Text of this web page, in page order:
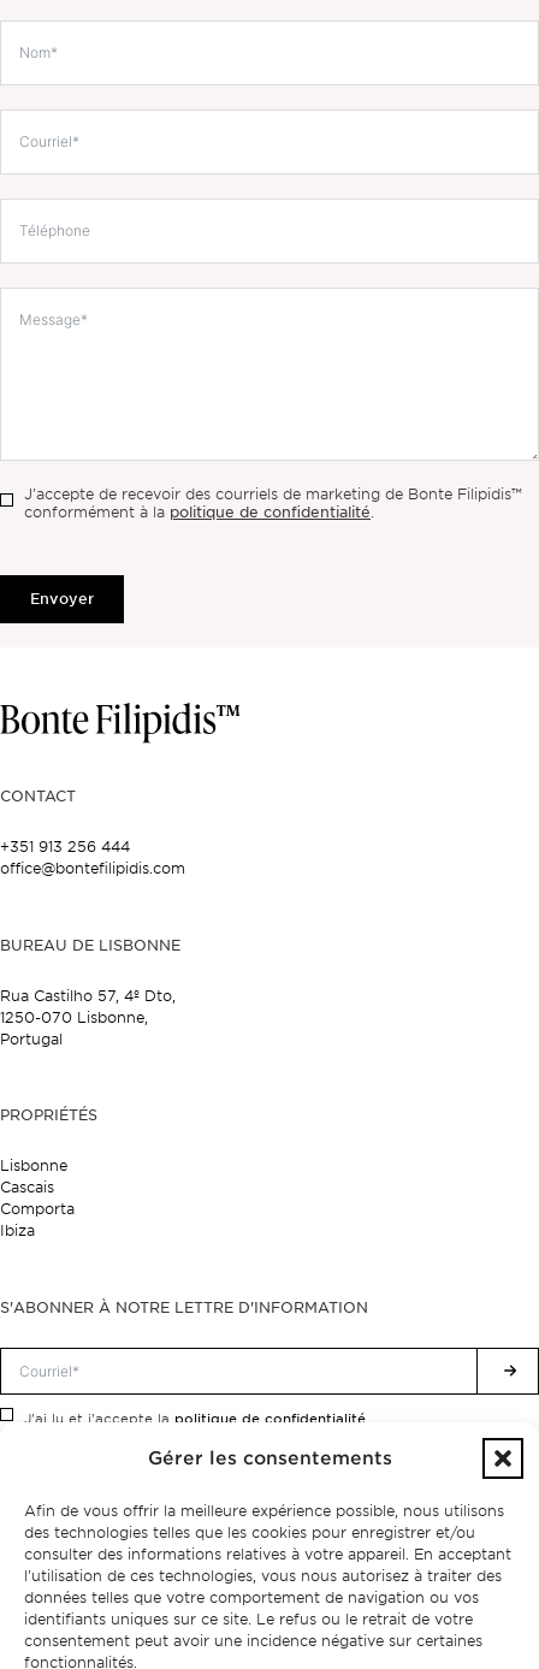
Gérer les consentements
Afin de vous offrir la meilleure expérience possible, nous utilisons
des technologies telles que les cookies pour enregistrer et/ou
consulter des informations relatives à votre appareil. En acceptant
l'utilisation de ces technologies, vous nous autorisez à traiter des
données telles que votre comportement de navigation ou vos
identifiants uniques sur ce site. Le refus ou le retrait de votre
consentement peut avoir une incidence négative sur certaines
fonctionnalités.
J'accepte de recevoir des courriels de marketing de Bonte Filipidis™
conformément à la politique de confidentialité.
Envoyer
CONTACT
+351 913 256 444
office@bontefilipidis.com
BUREAU DE LISBONNE
Rua Castilho 57, 4º Dto,
1250-070 Lisbonne,
Portugal
PROPRIÉTÉS
Lisbonne
Cascais
Comporta
Ibiza
S'ABONNER À NOTRE LETTRE D'INFORMATION
J'ai lu et j'accepte la politique de confidentialité.